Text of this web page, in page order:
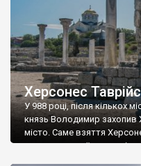
Херсонес
У 988 році, після кількох
князь Володимир захопив
місто. Саме взяття
диктувати свої умови